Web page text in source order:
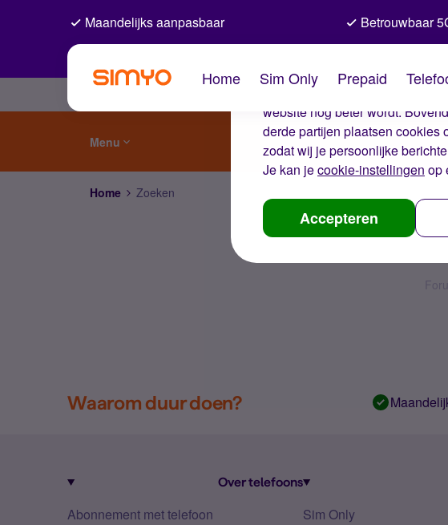
De cookies van
Wij gebruiken cookies op onze
website nog beter wordt.
derde partijen plaatsen cookies
zodat wij je persoonlijke
Je kan jecookie-instellingen op
Accepteren
Maandelijks aanpasbaar Betrouwbaar
Home Sim Only Prepaid
Menu
Home Zoeken
Waarom duur doen?
Over telefoons
Abonnement met telefoon
Sim Only